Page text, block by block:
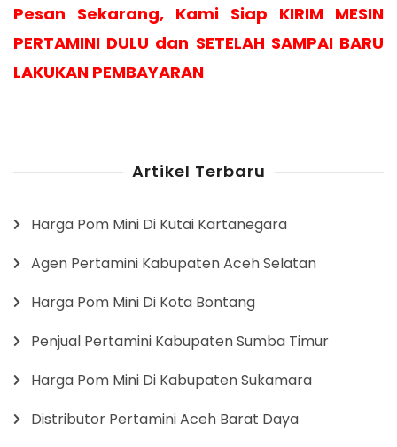
Pesan Sekarang, Kami Siap KIRIM MESIN
PERTAMINI DULU dan SETELAH SAMPAI BARU
LAKUKAN PEMBAYARAN
Artikel Terbaru
Harga Pom Mini Di Kutai Kartanegara
Agen Pertamini Kabupaten Aceh Selatan
Harga Pom Mini Di Kota Bontang
Penjual Pertamini Kabupaten Sumba Timur
Harga Pom Mini Di Kabupaten Sukamara
Distributor Pertamini Aceh Barat Daya